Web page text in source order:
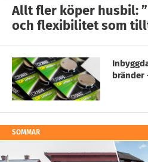
Allt fler köper husbil:
och flexibilitet som
bränder
SOMMAR